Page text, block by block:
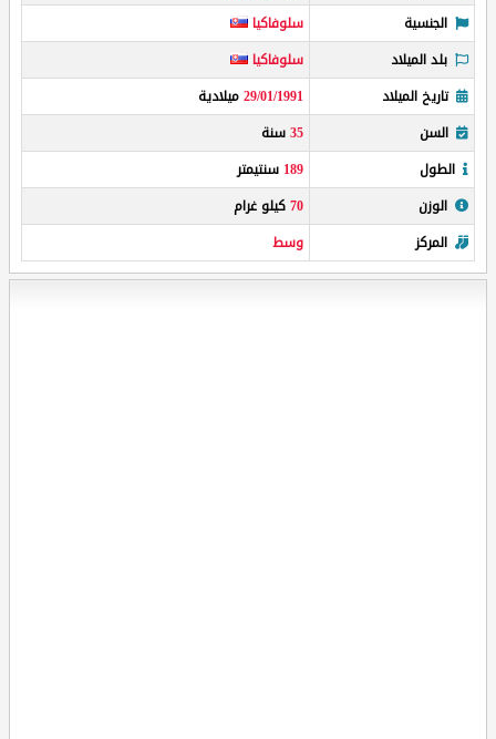
الجنسية
سلوفاكيا
بلد الميلاد
سلوفاكيا
تاريخ الميلاد
29/01/1991ميلادية
السن
35سنة
الطول
189 سنتيمتر
الوزن
70كيلو غرام
المركز
وسط